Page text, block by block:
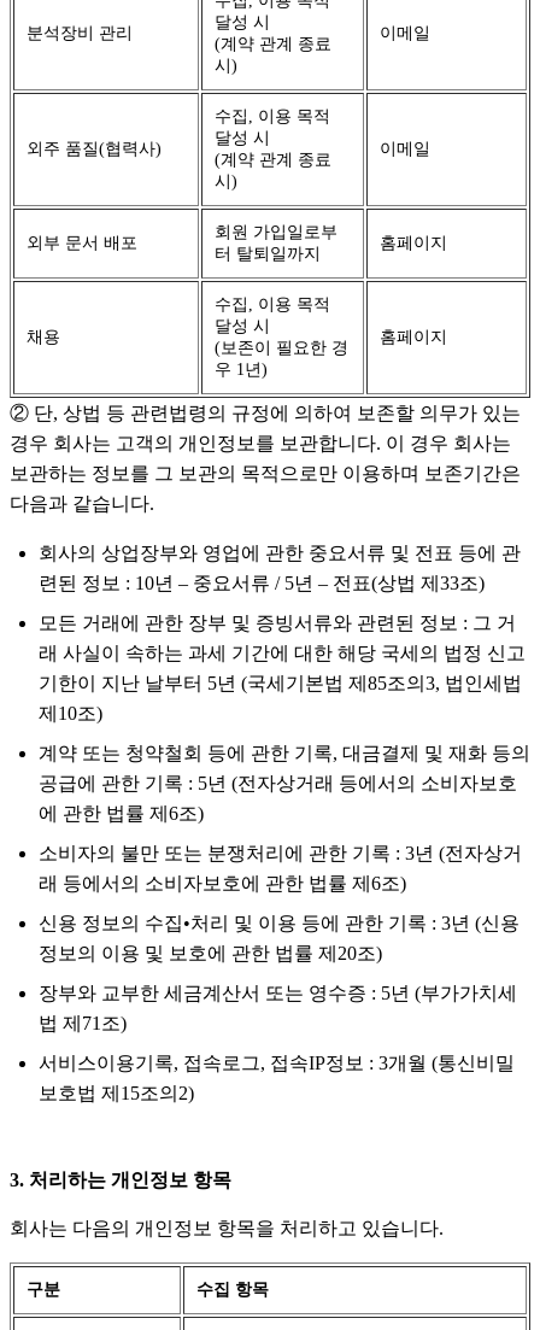
분석장비 관리
달성 시
(계약 관계 종료
시)
이메일
외주 품질(협력사)
수집, 이용 목적
달성 시
(계약 관계 종료
시)
이메일
외부 문서 배포
회원 가입일로부
터 탈퇴일까지
홈페이지
채용
수집, 이용 목적
달성 시
(보존이 필요한 경
우 1년)
홈페이지
② 단, 상법 등 관련법령의 규정에 의하여 보존할 의무가 있는
경우 회사는 고객의 개인정보를 보관합니다. 이 경우 회사는
보관하는 정보를 그 보관의 목적으로만 이용하며 보존기간은
다음과 같습니다.
회사의 상업장부와 영업에 관한 중요서류 및 전표 등에 관
련된 정보 : 10년 – 중요서류 / 5년 – 전표(상법 제33조)
모든 거래에 관한 장부 및 증빙서류와 관련된 정보 : 그 거
래 사실이 속하는 과세 기간에 대한 해당 국세의 법정 신고
기한이 지난 날부터 5년 (국세기본법 제85조의3, 법인세법
제10조)
계약 또는 청약철회 등에 관한 기록, 대금결제 및 재화 등의
공급에 관한 기록 : 5년 (전자상거래 등에서의 소비자보호
에 관한 법률 제6조)
소비자의 불만 또는 분쟁처리에 관한 기록 : 3년 (전자상거
래 등에서의 소비자보호에 관한 법률 제6조)
신용 정보의 수집•처리 및 이용 등에 관한 기록 : 3년 (신용
정보의 이용 및 보호에 관한 법률 제20조)
장부와 교부한 세금계산서 또는 영수증 : 5년 (부가가치세
법 제71조)
서비스이용기록, 접속로그, 접속IP정보 : 3개월 (통신비밀
보호법 제15조의2)
3. 처리하는 개인정보 항목
회사는 다음의 개인정보 항목을 처리하고 있습니다.
구분 수집 항목